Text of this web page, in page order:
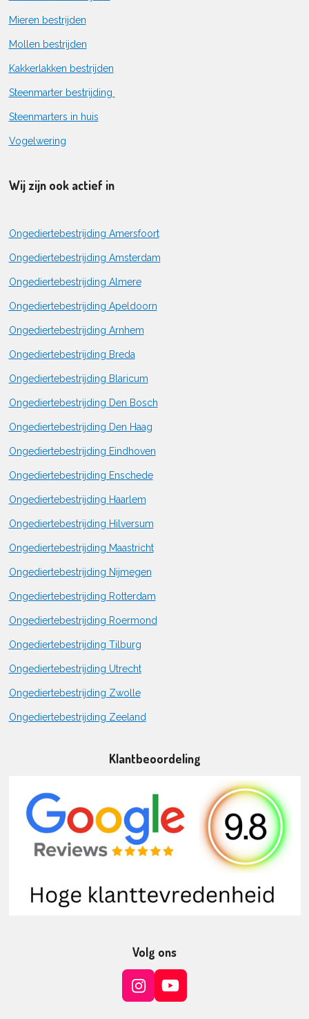
Mieren bestrijden
Mollen bestrijden
Kakkerlakken bestrijden
Steenmarter bestrijding
Steenmarters in huis
Vogelwering
Wij zijn ook actief in
Ongediertebestrijding Amersfoort
Ongediertebestrijding Amsterdam
Ongediertebestrijding Almere
Ongediertebestrijding Apeldoorn
Ongediertebestrijding Arnhem
Ongediertebestrijding Breda
Ongediertebestrijding Blaricum
Ongediertebestrijding Den Bosch
Ongediertebestrijding Den Haag
Ongediertebestrijding Eindhoven
Ongediertebestrijding Enschede
Ongediertebestrijding Haarlem
Ongediertebestrijding Hilversum
Ongediertebestrijding Maastricht
Ongediertebestrijding Nijmegen
Ongediertebestrijding Rotterdam
Ongediertebestrijding Roermond
Ongediertebestrijding Tilburg
Ongediertebestrijding Utrecht
Ongediertebestrijding Zwolle
Ongediertebestrijding Zeeland
Klantbeoordeling
Volg ons
I
Y